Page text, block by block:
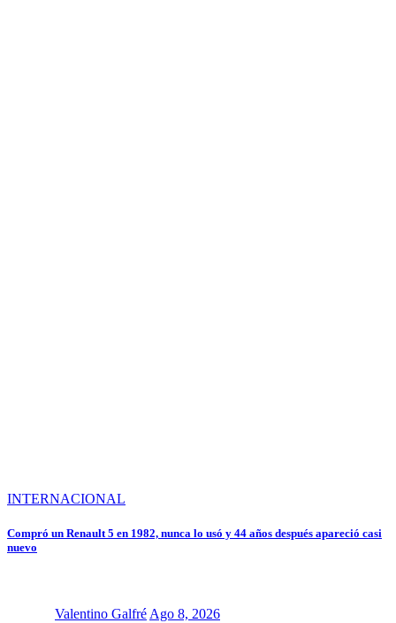
INTERNACIONAL
Compró un Renault 5 en 1982, nunca lo usó y 44 años después apareció casi
nuevo
Valentino GalfréAgo 8, 2026